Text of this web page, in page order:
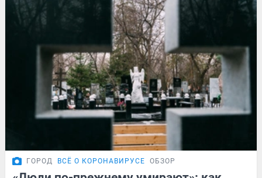
ГОРОД ВСЁ О КОРОНАВИРУСЕ ОБЗОР